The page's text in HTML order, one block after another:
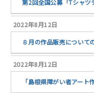
第2回全国公募「Tシャツ
2022年8月12日
８月の作品販売について
2022年8月12日
「島根県障がい者アー